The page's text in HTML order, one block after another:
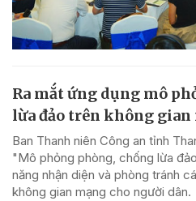
Ra mắt ứng dụng mô
lừa đảo trên không gian
Ban Thanh niên Công an tỉnh
"Mô phỏng phòng, chống lừa
năng nhận diện và phòng tránh
không gian mạng cho người dân.